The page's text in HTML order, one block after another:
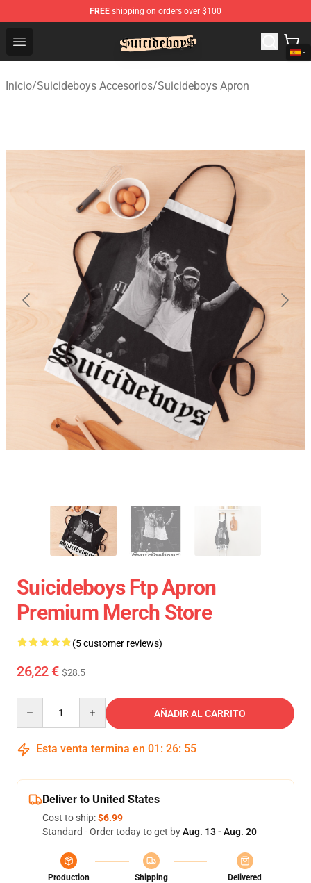
FREE shipping on orders over $100
Open menu
$uicideboy$ Shop - Official $uicideboy$ Merchandise
Inicio/Suicideboys Accesorios/Suicideboys Apron
Suicideboys Ftp Apron
Premium Merch Store
(5 customer reviews)
26,22 € $28.5
AÑADIR AL CARRITO
Esta venta termina en 01 : 26: 54
Deliver to United States
Cost to ship:$6.99
Standard - Order today to get byAug. 13 - Aug. 20
Production
Shipping
Delivered